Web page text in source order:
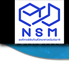
JUNIOR